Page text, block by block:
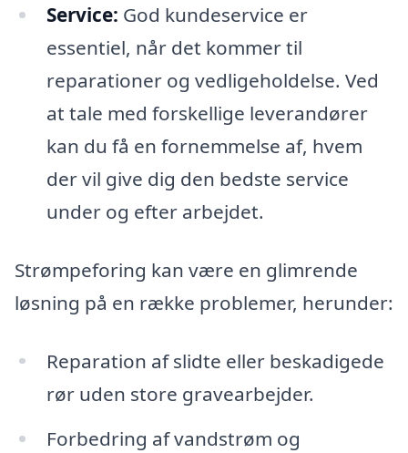
Service: God kundeservice er
essentiel, når det kommer til
reparationer og vedligeholdelse. Ved
at tale med forskellige leverandører
kan du få en fornemmelse af, hvem
der vil give dig den bedste service
under og efter arbejdet.
Strømpeforing kan være en glimrende
løsning på en række problemer, herunder:
Reparation af slidte eller beskadigede
rør uden store gravearbejder.
Forbedring af vandstrøm og